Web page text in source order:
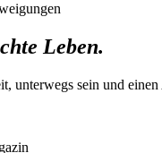
Leben.
unterwegs sein und